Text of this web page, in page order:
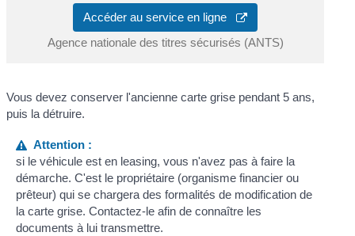
Accéder au service en ligne
Agence nationale des titres sécurisés (ANTS)
Vous devez conserver l'ancienne carte grise pendant 5 ans,
puis la détruire.
Attention :
si le véhicule est en leasing, vous n'avez pas à faire la
démarche. C'est le propriétaire (organisme financier ou
prêteur) qui se chargera des formalités de modification de
la carte grise. Contactez-le afin de connaître les
documents à lui transmettre.